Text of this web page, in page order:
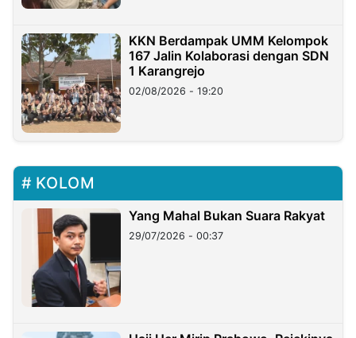
KKN Berdampak UMM Kelompok
167 Jalin Kolaborasi dengan SDN
1 Karangrejo
02/08/2026 - 19:20
KOLOM
Yang Mahal Bukan Suara Rakyat
29/07/2026 - 00:37